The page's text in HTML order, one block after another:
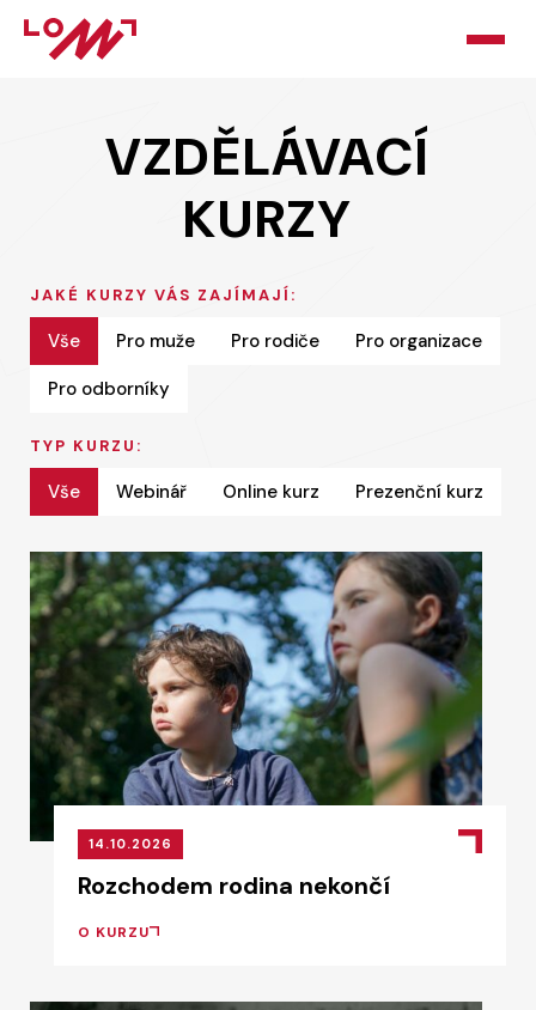
HOME
PORADNA
PODPOŘTE NÁS
KONTAKT
VZDĚLÁVACÍ
KURZY
JAKÉ KURZY VÁS ZAJÍMAJÍ:
Vše Pro muže Pro rodiče
Pro organizace
Pro odborníky
TYP KURZU:
Vše Webinář Online kurz Prezenční kurz
14.10.2026
Rozchodem rodina nekončí
O KURZU